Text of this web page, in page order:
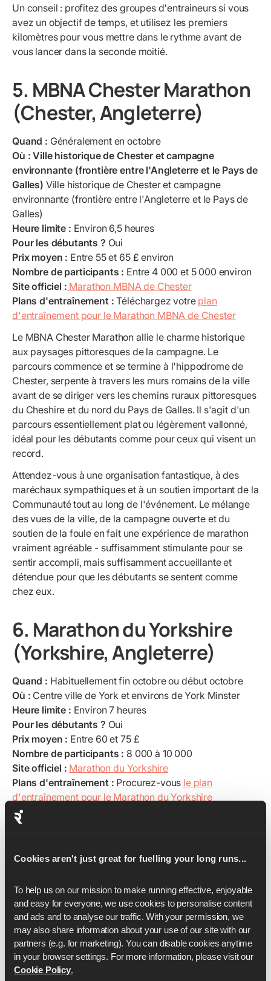
Cookies aren't just great for fuelling your long runs...
To help us on our mission to make running effective, enjoyable
and easy for everyone, we use cookies to personalise content
and ads and to analyse our traffic. With your permission, we
may also share information about your use of our site with our
partners (e.g. for marketing). You can disable cookies anytime
in your browser settings. For more information, please visit our
Cookie Policy.
Un conseil : profitez des groupes d'entraineurs si vous
avez un objectif de temps, et utilisez les premiers
kilomètres pour vous mettre dans le rythme avant de
vous lancer dans la seconde moitié.
5. MBNA Chester Marathon
(Chester, Angleterre)
Quand : Généralement en octobre
Où : Ville historique de Chester et campagne
environnante (frontière entre l'Angleterre et le Pays de
Galles) Ville historique de Chester et campagne
environnante (frontière entre l'Angleterre et le Pays de
Galles)
Heure limite : Environ 6,5 heures
Pour les débutants ? Oui
Prix moyen : Entre 55 et 65 £ environ
Nombre de participants : Entre 4 000 et 5 000 environ
Site officiel : Marathon MBNA de Chester
Plans d'entraînement : Téléchargez votre plan
d'entraînement pour le Marathon MBNA de Chester
Le MBNA Chester Marathon allie le charme historique
aux paysages pittoresques de la campagne. Le
parcours commence et se termine à l'hippodrome de
Chester, serpente à travers les murs romains de la ville
avant de se diriger vers les chemins ruraux pittoresques
du Cheshire et du nord du Pays de Galles. Il s'agit d'un
parcours essentiellement plat ou légèrement vallonné,
idéal pour les débutants comme pour ceux qui visent un
record.
Attendez-vous à une organisation fantastique, à des
maréchaux sympathiques et à un soutien important de la
Communauté tout au long de l'événement. Le mélange
des vues de la ville, de la campagne ouverte et du
soutien de la foule en fait une expérience de marathon
vraiment agréable - suffisamment stimulante pour se
sentir accompli, mais suffisamment accueillante et
détendue pour que les débutants se sentent comme
chez eux.
6. Marathon du Yorkshire
(Yorkshire, Angleterre)
Quand : Habituellement fin octobre ou début octobre
Où : Centre ville de York et environs de York Minster
Heure limite : Environ 7 heures
Pour les débutants ? Oui
Prix moyen : Entre 60 et 75 £
Nombre de participants : 8 000 à 10 000
Site officiel : Marathon du Yorkshire
Plans d'entraînement : Procurez-vous le plan
d'entraînement pour le Marathon du Yorkshire
Le marathon du Yorkshire vous fait traverser l'un des
ligne d'arrivée au Yorkshire Rose est emblématique et
des terrains vallonnés, vous devrez donc intégrer des
collines à votre entraînement.
Le soutien de la foule est chaleureux et local, ce qui
donne un fort sentiment de communauté. Le temps
d'automne signifie que vous pouvez courir dans des
conditions fraîches avec de beaux feuillages, ce qui